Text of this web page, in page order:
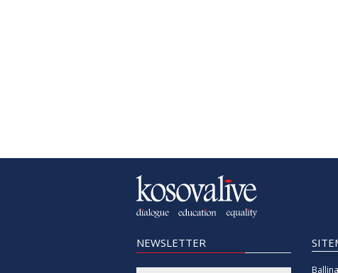
NEWSLETTER
Ballina